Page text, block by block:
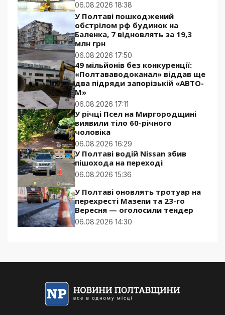
06.08.2026 18:38
У Полтаві пошкоджений
обстрілом рф будинок на
Баленка, 7 відновлять за 19,3
млн грн
06.08.2026 17:50
49 мільйонів без конкуренції:
«Полтававодоканал» віддав ще
два підряди запорізькій «АВТО-
М»
06.08.2026 17:11
У річці Псел на Миргородщині
виявили тіло 60-річного
чоловіка
06.08.2026 16:29
У Полтаві водій Nissan збив
пішохода на переході
06.08.2026 15:36
У Полтаві оновлять тротуар на
перехресті Мазепи та 23-го
Вересня — оголосили тендер
06.08.2026 14:30